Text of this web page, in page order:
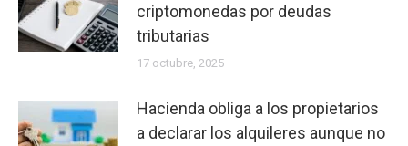
Publisher
Logo
criptomonedas por deudas
tributarias
17 octubre, 2025
Hacienda obliga a los propietarios
a declarar los alquileres aunque no